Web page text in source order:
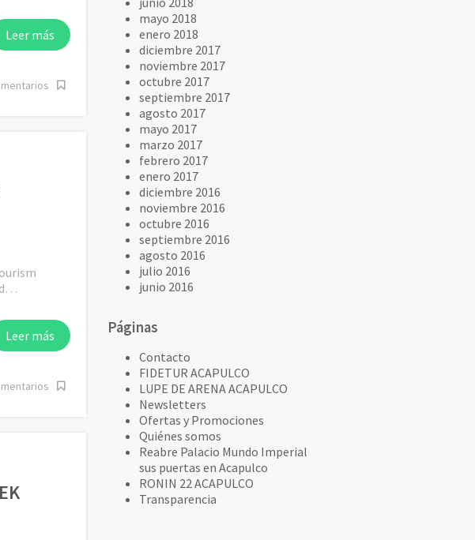
Leer más
Leer más
mayo 2018
enero 2018
diciembre 2017
noviembre 2017
octubre 2017
septiembre 2017
agosto 2017
mayo 2017
marzo 2017
febrero 2017
enero 2017
diciembre 2016
noviembre 2016
octubre 2016
septiembre 2016
agosto 2016
julio 2016
junio 2016
Páginas
Contacto
FIDETUR ACAPULCO
LUPE DE ARENA ACAPULCO
Newsletters
Ofertas y Promociones
Quiénes somos
Reabre Palacio Mundo Imperial
sus puertas en Acapulco
RONIN 22 ACAPULCO
Transparencia